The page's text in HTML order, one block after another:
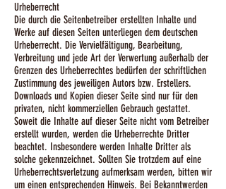
Urheberrecht
Die durch die Seitenbetreiber erstellten Inhalte und
Werke auf diesen Seiten unterliegen dem deutschen
Urheberrecht. Die Vervielfältigung, Bearbeitung,
Verbreitung und jede Art der Verwertung außerhalb der
Grenzen des Urheberrechtes bedürfen der schriftlichen
Zustimmung des jeweiligen Autors bzw. Erstellers.
Downloads und Kopien dieser Seite sind nur für den
privaten, nicht kommerziellen Gebrauch gestattet.
Soweit die Inhalte auf dieser Seite nicht vom Betreiber
erstellt wurden, werden die Urheberrechte Dritter
beachtet. Insbesondere werden Inhalte Dritter als
solche gekennzeichnet. Sollten Sie trotzdem auf eine
Urheberrechtsverletzung aufmerksam werden, bitten wir
um einen entsprechenden Hinweis. Bei Bekanntwerden